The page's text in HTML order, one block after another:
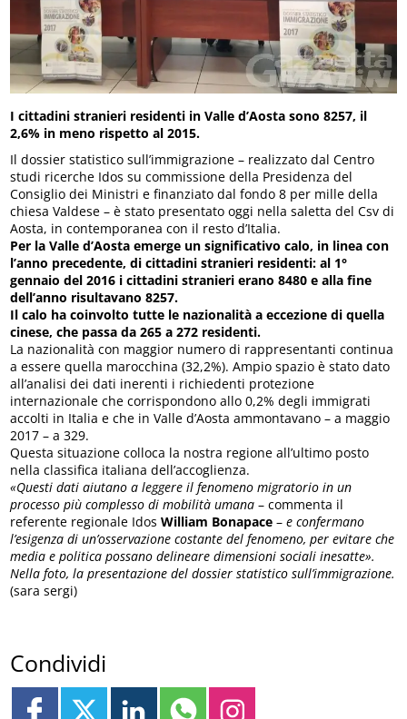
I cittadini stranieri residenti in Valle d’Aosta sono 8257, il
2,6% in meno rispetto al 2015.
Il dossier statistico sull’immigrazione – realizzato dal Centro
studi ricerche Idos su commissione della Presidenza del
Consiglio dei Ministri e finanziato dal fondo 8 per mille della
chiesa Valdese – è stato presentato oggi nella saletta del Csv di
Aosta, in contemporanea con il resto d’Italia.
Per la Valle d’Aosta emerge un significativo calo, in linea con
l’anno precedente, di cittadini stranieri residenti: al 1°
gennaio del 2016 i cittadini stranieri erano 8480 e alla fine
dell’anno risultavano 8257.
Il calo ha coinvolto tutte le nazionalità a eccezione di quella
cinese, che passa da 265 a 272 residenti.
La nazionalità con maggior numero di rappresentanti continua
a essere quella marocchina (32,2%). Ampio spazio è stato dato
all’analisi dei dati inerenti i richiedenti protezione
internazionale che corrispondono allo 0,2% degli immigrati
accolti in Italia e che in Valle d’Aosta ammontavano – a maggio
2017 – a 329.
Questa situazione colloca la nostra regione all’ultimo posto
nella classifica italiana dell’accoglienza.
«Questi dati aiutano a leggere il fenomeno migratorio in un
processo più complesso di mobilità umana – commenta il
referente regionale IdosWilliam Bonapace –e confermano
l’esigenza di un’osservazione costante del fenomeno, per evitare che
media e politica possano delineare dimensioni sociali inesatte».
Nella foto, la presentazione del dossier statistico sull’immigrazione.
(sara sergi)
Condividi